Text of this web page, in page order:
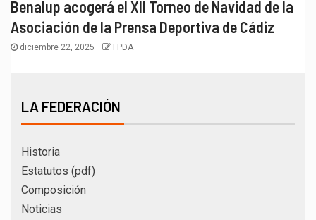
Benalup acogerá el XII Torneo de Navidad de la
Asociación de la Prensa Deportiva de Cádiz
diciembre 22, 2025 FPDA
LA FEDERACIÓN
Historia
Estatutos (pdf)
Composición
Noticias